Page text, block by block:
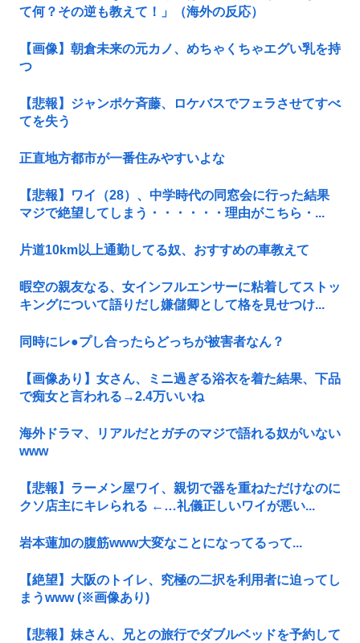
て何？その逆も教えて！」（海外の反応）
【画像】朝倉未来の元カノ、めちゃくちゃエグい乳を持
つ
【悲報】ジャンポケ斉藤、ロケバスでフェラさせてすべ
てを失う
正直地方都市が一番住みやすいよな
【悲報】ワイ（28）、中学時代の同窓会に行った結果
マジで絶望してしまう・・・・・・理由がこちら・...
片道10km以上通勤してる奴、おすすめの車教えて
暇空の親友なる、女インフルエンサーに粘着してストッ
キングについて語りだし嫌儲卿として格を見せつけ...
同時にレ●プし合ったらどっちが被害者なん？
【画像あり】女さん、ミニ過ぎる浴衣を着た結果、下品
で痴女と言われる→2.4万いいね
海外ドラマ、リアルだとガチのマジで語れる奴がいない
www
【悲報】ラーメン屋ワイ、親切で器を重ねただけなのに
クソ店主にキレられる ←…礼儀正しいワイが悪い...
岩本蓮加の腹筋www大変なことになってるって...
【絶望】大阪のトイレ、究極の二択を利用者に迫ってし
まうwww (※画像あり)
【悲報】妹さん、兄との旅行でダブルベッドを予約して